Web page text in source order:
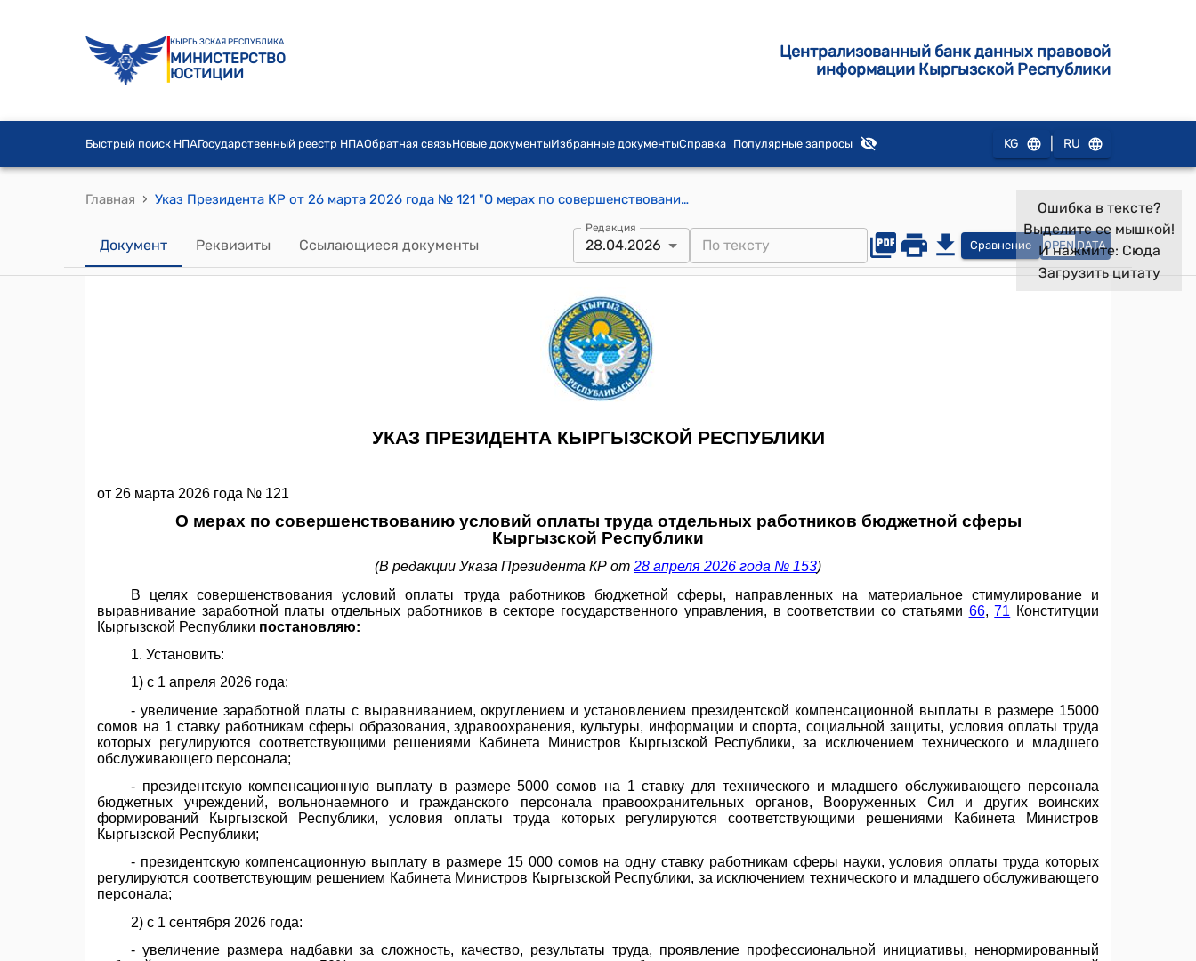
КЫРГЫЗСКАЯ РЕСПУБЛИКА
МИНИСТЕРСТВО
ЮСТИЦИИ
Централизованный банк данных правовой
информации Кыргызской Республики
Быстрый поиск НПАГосударственный реестр НПАОбратная связьНовые документыИзбранные документыСправка Популярные запросы KG RU
Главная › Указ Президента КР от 26 марта 2026 года № 121 "О мерах по совершенствованию условий оплаты труда отдельных работников бюджетной сферы Кыргызской Республики"
Документ Реквизиты Ссылающиеся документы
Редакция
28.04.2026 Сравнение OPEN DATA
Ошибка в тексте?
Выделите ее мышкой!
И нажмите: Сюда
Загрузить цитату